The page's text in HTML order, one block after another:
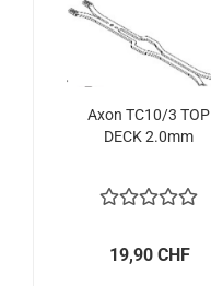
Axon TC10/3 TOP
DECK 2.0mm
19,90 CHF